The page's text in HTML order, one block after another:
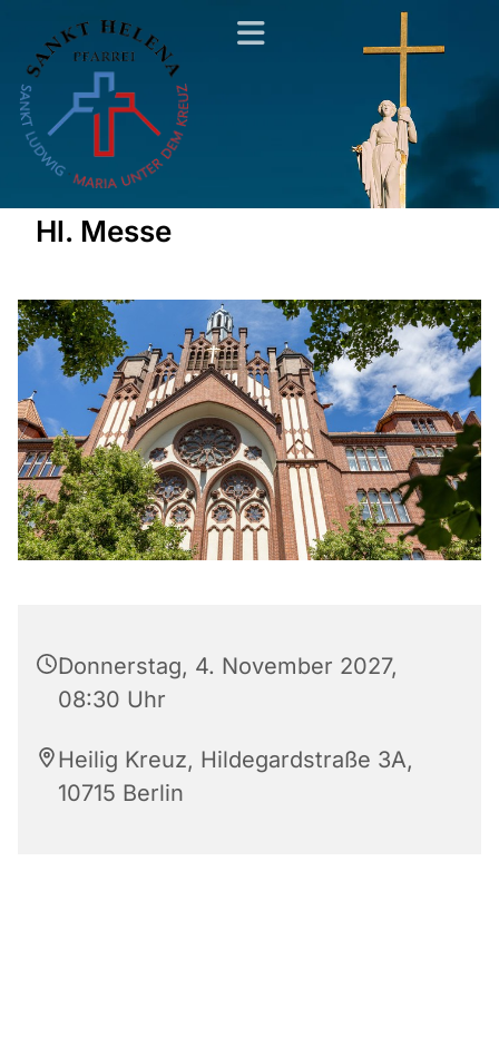
Hl. Messe
Donnerstag, 4. November 2027,
08:30 Uhr
Heilig Kreuz, Hildegardstraße 3A,
10715 Berlin